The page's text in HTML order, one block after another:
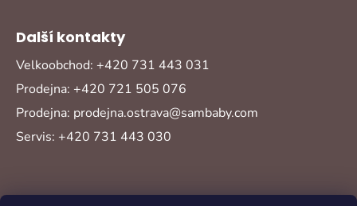
Další kontakty
Velkoobchod: +420 731 443 031
Prodejna: +420 721 505 076
Prodejna: prodejna.ostrava@sambaby.com
Servis: +420 731 443 030